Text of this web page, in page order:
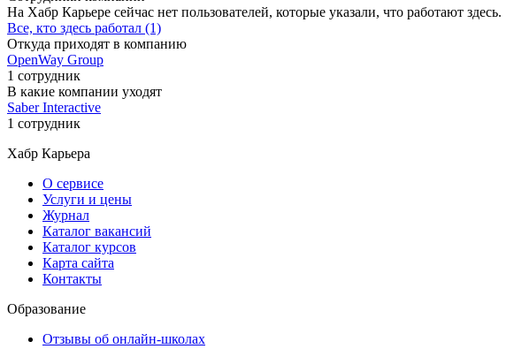
На Хабр Карьере сейчас нет пользователей, которые указали, что работают здесь.
Все, кто здесь работал (1)
Откуда приходят в компанию
OpenWay Group
1 сотрудник
В какие компании уходят
Saber Interactive
1 сотрудник
Хабр Карьера
О сервисе
Услуги и цены
Журнал
Каталог вакансий
Каталог курсов
Карта сайта
Контакты
Образование
Отзывы об онлайн-школах